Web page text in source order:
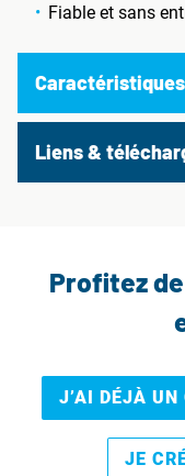
Fiable et sans
Caractéristiques
Liens &
Profitez
J’AI DÉJÀ UN
JE